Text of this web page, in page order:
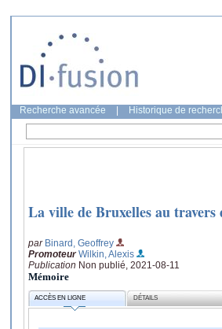
Recherche avancée Historique de
La ville de Bruxelles au travers
par Binard, Geoffrey
Promoteur Wilkin, Alexis
Publication Non publié, 2021-08-11
Mémoire
ACCÈS EN LIGNE DÉTAILS